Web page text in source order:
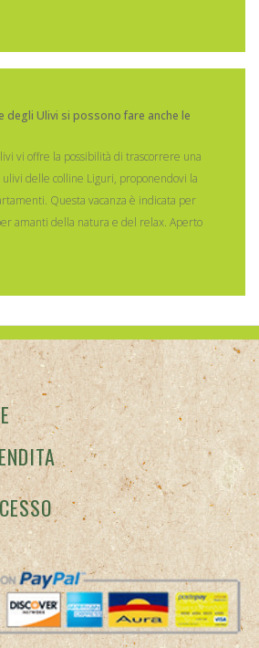
degli Ulivi si possono fare anche le
vi offre la possibilità di trascorrere una
ulivi delle colline Liguri, proponendovi la
Questa vacanza è indicata per
amanti della natura e del relax. Aperto